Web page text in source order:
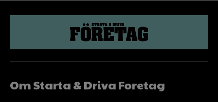
Om Starta & Driva Foretag